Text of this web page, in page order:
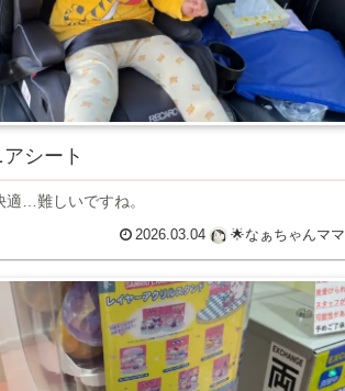
シート
適…難しいですね。
2026.03.04 🌟なぁちゃんママ